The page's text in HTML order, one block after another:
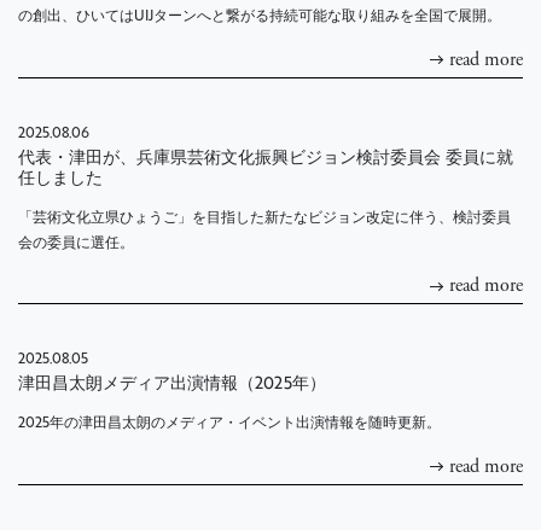
の創出、ひいてはUIJターンへと繋がる持続可能な取り組みを全国で展開。
read more
2025.08.06
代表・津田が、兵庫県芸術文化振興ビジョン検討委員会 委員に就
任しました
「芸術文化立県ひょうご」を目指した新たなビジョン改定に伴う、検討委員
会の委員に選任。
read more
2025.08.05
津田昌太朗メディア出演情報（2025年）
2025年の津田昌太朗のメディア・イベント出演情報を随時更新。
read more